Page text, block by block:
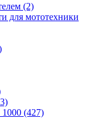
(2)
для мототехники
(427)